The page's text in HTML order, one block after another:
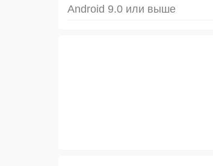
Android 9.0 или выше